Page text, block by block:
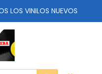
LOS VINILOS NUEVOS